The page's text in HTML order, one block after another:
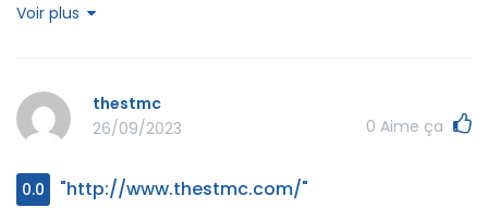
bottoms open toe
http://www.masalokumak.com/
Voir plus
thestmc
26/09/2023
0 Aime ça
0.0 "http://www.thestmc.com/"